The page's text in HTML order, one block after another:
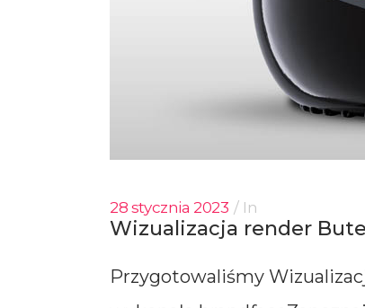
28 stycznia 2023 In
Wizualizacja render
Przygotowaliśmy